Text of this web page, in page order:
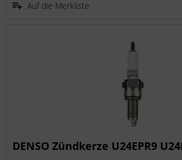
Auf die Merkliste
DENSO Zündkerze U24EPR9